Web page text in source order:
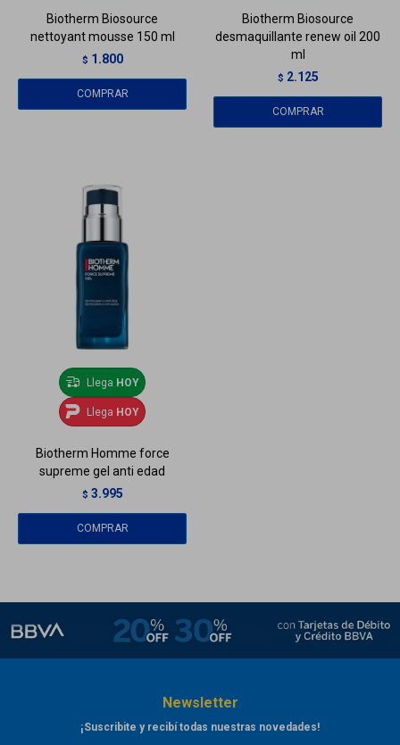
Biotherm Biosource
nettoyant mousse 150 ml
$ 1.800
Biotherm Biosource
desmaquillante renew oil 200
ml
$ 2.125
Llega HOY
Llega HOY
Biotherm Homme force
supreme gel anti edad
$ 3.995
Newsletter
¡Suscribite y recibí todas nuestras novedades!